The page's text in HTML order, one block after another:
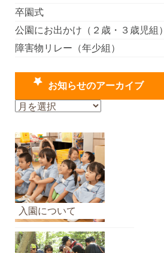
卒園式
公園にお出かけ（２歳・３歳児組）
障害物リレー（年少組）
お知らせのアーカイブ
お
ら
せ
の
ア
ー
カ
イ
ブ
入園について